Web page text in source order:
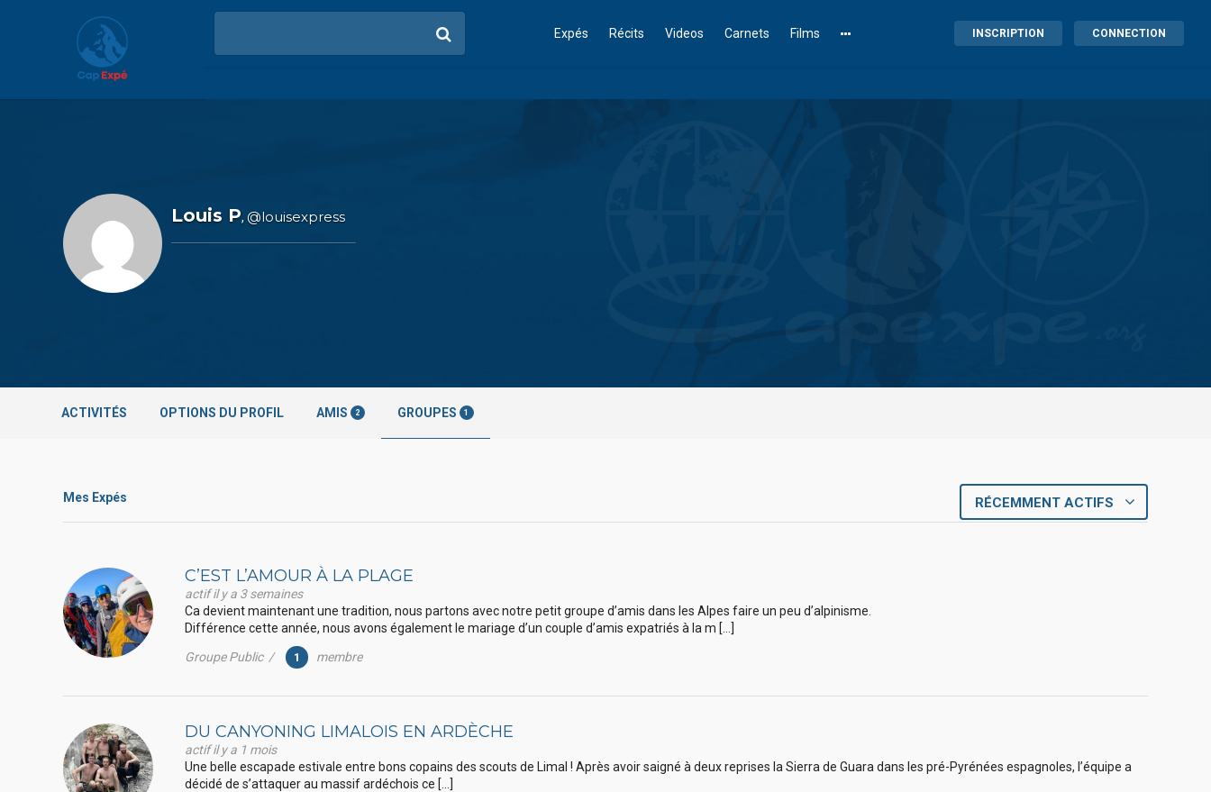
Expés Récits Videos Carnets Films INSCRIPTION CONNECTION
Louis P, @louisexpress
ACTIVITÉS OPTIONS DU PROFIL AMIS 2 GROUPES 1
Mes Expés RÉCEMMENT ACTIFS
C’EST L’AMOUR À LA PLAGE
actif il y a 3 semaines
Ca devient maintenant une tradition, nous partons avec notre petit groupe d’amis dans les Alpes faire un peu d’alpinisme.
Différence cette année, nous avons également le mariage d’un couple d’amis expatriés à la m […]
Groupe Public /
1 membre
DU CANYONING LIMALOIS EN ARDÈCHE
actif il y a 1 mois
Une belle escapade estivale entre bons copains des scouts de Limal ! Après avoir saigné à deux reprises la Sierra de Guara dans les pré-Pyrénées espagnoles, l’équipe a
décidé de s’attaquer au massif ardéchois ce […]